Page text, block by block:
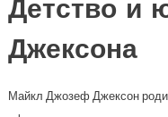
Детство и
Джексона
Майкл Джозеф Джексон